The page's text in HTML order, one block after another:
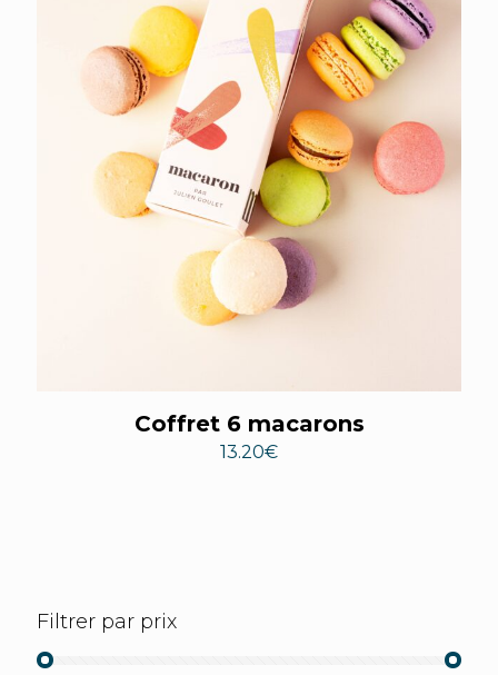
Coffret 6 macarons
13.20€
Filtrer par prix